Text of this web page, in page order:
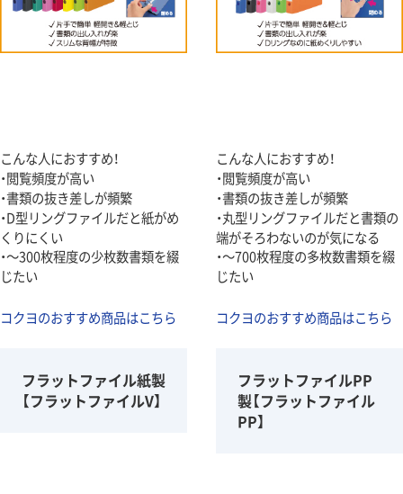
こんな人におすすめ！
・閲覧頻度が高い
・書類の抜き差しが頻繁
・D型リングファイルだと紙がめ
くりにくい
・～300枚程度の少枚数書類を綴
じたい
コクヨのおすすめ商品はこちら
こんな人におすすめ！
・閲覧頻度が高い
・書類の抜き差しが頻繁
・丸型リングファイルだと書類の
端がそろわないのが気になる
・～700枚程度の多枚数書類を綴
じたい
コクヨのおすすめ商品はこちら
フラットファイル紙製
【フラットファイルV】
フラットファイルPP
製【フラットファイル
PP】